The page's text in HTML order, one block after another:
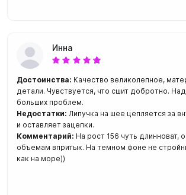
Инна
Достоинства: Качество великолепное,
детали. Чувствуется, что сшит добротно.
больших проблем.
Недостатки: Липучка на шее цепляется за
и оставляет зацепки.
Комментарий: На рост 156 чуть длинноват,
объемам впритык. На темном фоне не
как на море))